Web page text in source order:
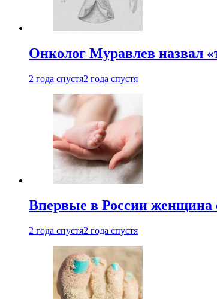
Онколог Муравлев назвал
2 года спустя2 года спустя
Впервые в России женщина
2 года спустя2 года спустя